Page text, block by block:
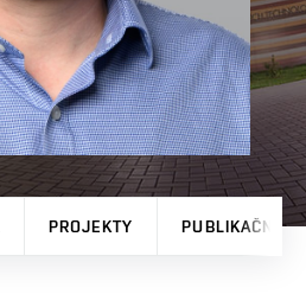
PROJEKTY PUBLIKAČNÍ